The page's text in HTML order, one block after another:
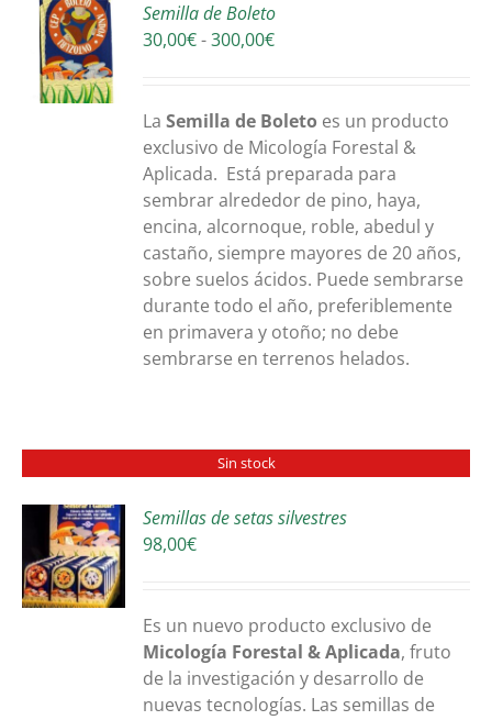
Semilla de Boleto
30,00€-300,00€Rango
desde
30,00€
hasta
300,00€
LaSemilla de Boleto es un producto
exclusivo de Micología Forestal &
Aplicada. Está preparada para
sembrar alrededor de pino, haya,
encina, alcornoque, roble, abedul y
castaño, siempre mayores de 20 años,
sobre suelos ácidos. Puede sembrarse
durante todo el año, preferiblemente
en primavera y otoño; no debe
sembrarse en terrenos helados.
Sin stock
Semillas de setas silvestres
98,00€
Es un nuevo producto exclusivo de
Micología Forestal & Aplicada, fruto
de la investigación y desarrollo de
nuevas tecnologías. Las semillas de